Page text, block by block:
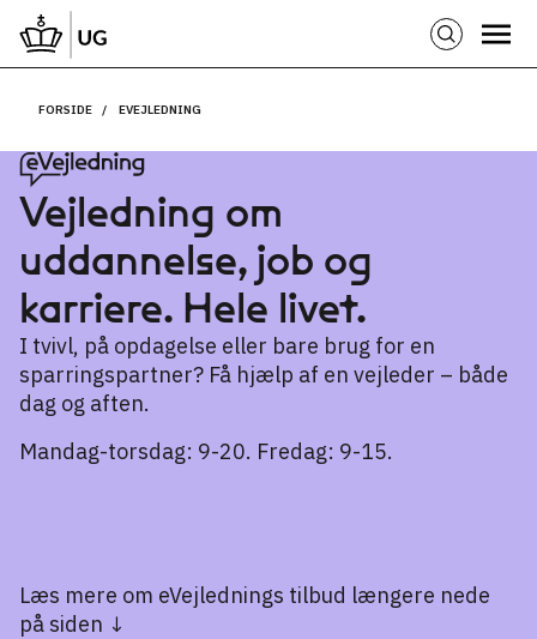
FORSIDE EVEJLEDNING
Vejledning om
uddannelse, job og
karriere. Hele livet.
I tvivl, på opdagelse eller bare brug for en
sparringspartner? Få hjælp af en vejleder – både
dag og aften.
Mandag-torsdag: 9-20. Fredag: 9-15.
Læs mere om eVejlednings tilbud længere nede
på siden ↓